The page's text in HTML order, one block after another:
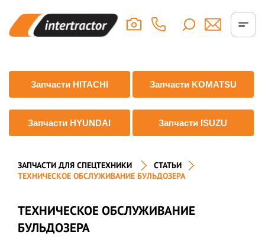
Запчасти HITACHI Запчасти KOMATSU
Запчасти HYUNDAI Запчасти ISUZU
ЗАПЧАСТИ ДЛЯ СПЕЦТЕХНИКИ
СТАТЬИ
ТЕХНИЧЕСКОЕ ОБСЛУЖИВАНИЕ БУЛЬДОЗЕРА
ТЕХНИЧЕСКОЕ ОБСЛУЖИВАНИЕ
БУЛЬДОЗЕРА